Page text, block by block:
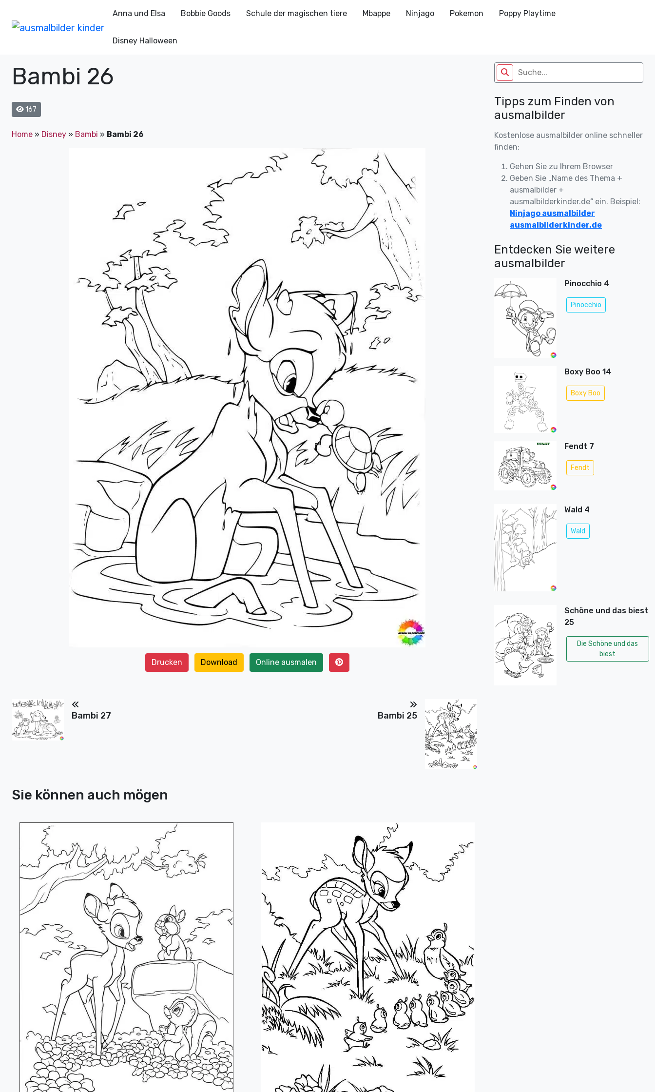
Anna und Elsa Bobbie Goods Schule der magischen tiere Mbappe Ninjago Pokemon Poppy Playtime
Disney Halloween
Bambi 26
167
Home » Disney » Bambi » Bambi 26
Drucken Download Online ausmalen
Bambi 27 Bambi 25
Sie können auch mögen
Tipps zum Finden von
ausmalbilder
Kostenlose ausmalbilder online schneller
finden:
Gehen Sie zu Ihrem Browser
Geben Sie „Name des Thema +
ausmalbilder +
ausmalbilderkinder.de“ ein. Beispiel:
Ninjago ausmalbilder
ausmalbilderkinder.de
Entdecken Sie weitere
ausmalbilder
Pinocchio 4
Pinocchio
Boxy Boo 14
Boxy Boo
Fendt 7
Fendt
Wald 4
Wald
Schöne und das biest
25
Die Schöne und das
biest